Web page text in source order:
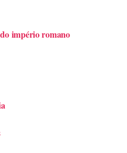
império romano